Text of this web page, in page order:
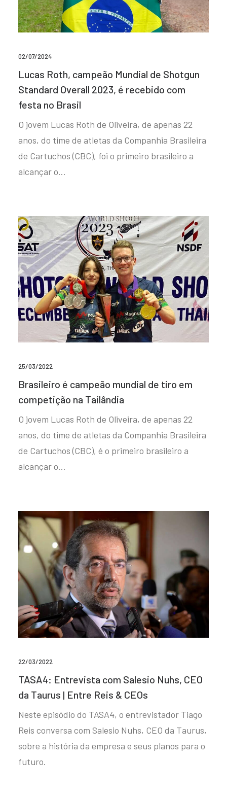
02/07/2024
Lucas Roth, campeão Mundial de Shotgun
Standard Overall 2023, é recebido com
festa no Brasil
O jovem Lucas Roth de Oliveira, de apenas 22
anos, do time de atletas da Companhia Brasileira
de Cartuchos (CBC), foi o primeiro brasileiro a
alcançar o…
25/03/2022
Brasileiro é campeão mundial de tiro em
competição na Tailândia
O jovem Lucas Roth de Oliveira, de apenas 22
anos, do time de atletas da Companhia Brasileira
de Cartuchos (CBC), é o primeiro brasileiro a
alcançar o…
22/03/2022
TASA4: Entrevista com Salesio Nuhs, CEO
da Taurus | Entre Reis & CEOs
Neste episódio do TASA4, o entrevistador Tiago
Reis conversa com Salesio Nuhs, CEO da Taurus,
sobre a história da empresa e seus planos para o
futuro.